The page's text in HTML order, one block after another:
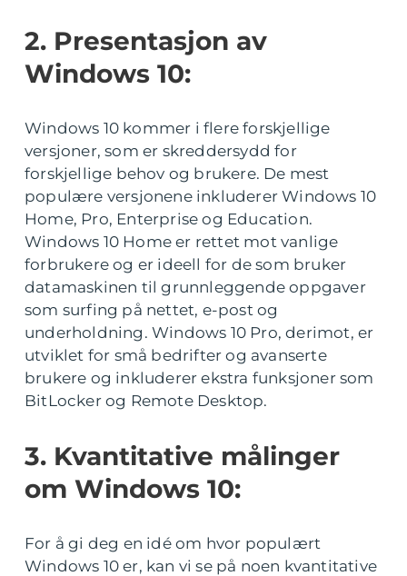
2. Presentasjon av
Windows 10:
Windows 10 kommer i flere forskjellige
versjoner, som er skreddersydd for
forskjellige behov og brukere. De mest
populære versjonene inkluderer Windows 10
Home, Pro, Enterprise og Education.
Windows 10 Home er rettet mot vanlige
forbrukere og er ideell for de som bruker
datamaskinen til grunnleggende oppgaver
som surfing på nettet, e-post og
underholdning. Windows 10 Pro, derimot, er
utviklet for små bedrifter og avanserte
brukere og inkluderer ekstra funksjoner som
BitLocker og Remote Desktop.
3. Kvantitative målinger
om Windows 10:
For å gi deg en idé om hvor populært
Windows 10 er, kan vi se på noen kvantitative